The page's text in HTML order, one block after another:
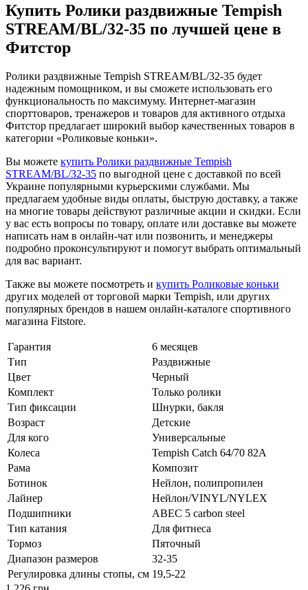
Купить Ролики раздвижные Tempish
STREAM/BL/32-35 по лучшей цене в
Фитстор
Ролики раздвижные Tempish STREAM/BL/32-35 будет
надежным помощником, и вы сможете использовать его
функциональность по максимуму. Интернет-магазин
спорттоваров, тренажеров и товаров для активного отдыха
Фитстор предлагает широкий выбор качественных товаров в
категории «Роликовые коньки».
Вы можете купить Ролики раздвижные Tempish
STREAM/BL/32-35 по выгодной цене с доставкой по всей
Украине популярными курьерскими службами. Мы
предлагаем удобные виды оплаты, быструю доставку, а также
на многие товары действуют различные акции и скидки. Если
у вас есть вопросы по товару, оплате или доставке вы можете
написать нам в онлайн-чат или позвонить, и менеджеры
подробно проконсультируют и помогут выбрать оптимальный
для вас вариант.
Также вы можете посмотреть и купить Роликовые коньки
других моделей от торговой марки Tempish, или других
популярных брендов в нашем онлайн-каталоге спортивного
магазина Fitstore.
Гарантия
6 месяцев
Тип
Раздвижные
Цвет
Черный
Комплект
Только ролики
Тип фиксации
Шнурки, бакля
Возраст
Детские
Для кого
Универсальные
Колеса
Tempish Catch 64/70 82А
Рама
Композит
Ботинок
Нейлон, полипропилен
Лайнер
Нейлон/VINYL/NYLEX
Подшипники
АВЕС 5 carbon steel
Тип катания
Для фитнеса
Тормоз
Пяточный
Диапазон размеров
32-35
Регулировка длины стопы, см 19,5-22